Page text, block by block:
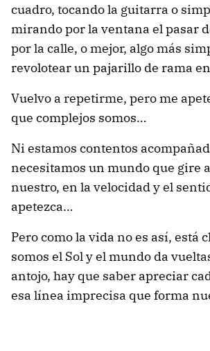
cuadro, tocando la guitarra o
mirando por la ventana el pasar
por la calle, o mejor, algo más
revolotear un pajarillo de rama
Vuelvo a repetirme, pero me
que complejos somos…
Ni estamos contentos
necesitamos un mundo que gire
nuestro, en la velocidad y el
apetezca…
Pero como la vida no es así, está
somos el Sol y el mundo da
antojo, hay que saber apreciar
esa línea imprecisa que forma